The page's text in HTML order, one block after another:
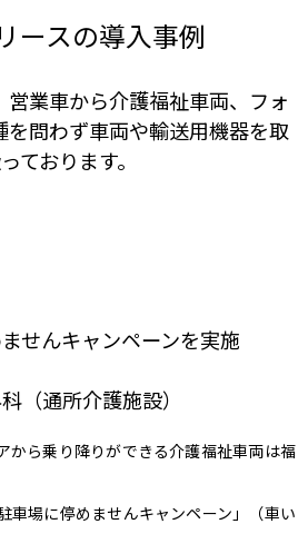
ースの導入事例
営業車から介護福祉車両、フォ
を問わず車両や輸送用機器を取
ております。
せんキャンペーンを実施
（通所介護施設）
から乗り降りができる介護福祉車両は福
車場に停めませんキャンペーン」（車い